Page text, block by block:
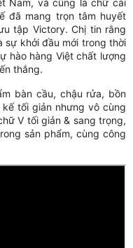
Nam, và cũng là chữ cái
đã mang trọn tâm huyết
tập Victory. Chị tin rằng
sự khởi đầu mới trong thời
hào hàng Việt chất lượng
thắng.
bàn cầu, chậu rửa, bồn
tối giản nhưng vô cùng
V tối giản & sang trọng,
sản phẩm, cùng công